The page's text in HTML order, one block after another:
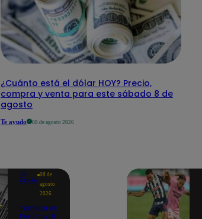
¿Cuánto está el dólar HOY? Precio,
compra y venta para este sábado 8 de
agosto
Te ayudo 08 de agosto 2026
Te
ayudo
08 de
agosto
2026
Temblor en
Perú hoy, 8